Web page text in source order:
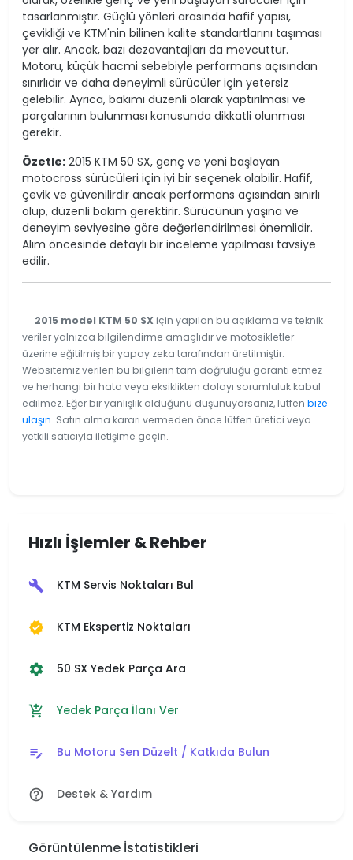
tasarlanmıştır. Güçlü yönleri arasında hafif yapısı,
çevikliği ve KTM'nin bilinen kalite standartlarını taşıması
yer alır. Ancak, bazı dezavantajları da mevcuttur.
Motoru, küçük hacmi sebebiyle performans açısından
sınırlıdır ve daha deneyimli sürücüler için yetersiz
gelebilir. Ayrıca, bakımı düzenli olarak yaptırılması ve
parçalarının bulunması konusunda dikkatli olunması
gerekir.
Özetle: 2015 KTM 50 SX, genç ve yeni başlayan
motocross sürücüleri için iyi bir seçenek olabilir. Hafif,
çevik ve güvenilirdir ancak performans açısından sınırlı
olup, düzenli bakım gerektirir. Sürücünün yaşına ve
deneyim seviyesine göre değerlendirilmesi önemlidir.
Alım öncesinde detaylı bir inceleme yapılması tavsiye
edilir.
2015 model KTM 50 SX için yapılan bu açıklama ve teknik
veriler yalnızca bilgilendirme amaçlıdır ve motosikletler
üzerine eğitilmiş bir yapay zeka tarafından üretilmiştir.
Websitemiz verilen bu bilgilerin tam doğruluğu garanti etmez
ve herhangi bir hata veya eksiklikten dolayı sorumluluk kabul
edilmez. Eğer bir yanlışlık olduğunu düşünüyorsanız, lütfen bize
ulaşın. Satın alma kararı vermeden önce lütfen üretici veya
yetkili satıcıyla iletişime geçin.
Hızlı İşlemler & Rehber
build KTM Servis Noktaları Bul
verified KTM Ekspertiz Noktaları
settings 50 SX Yedek Parça Ara
add_shopping_cart Yedek Parça İlanı Ver
edit_note Bu Motoru Sen Düzelt / Katkıda Bulun
help_outline Destek & Yardım
Görüntülenme İstatistikleri